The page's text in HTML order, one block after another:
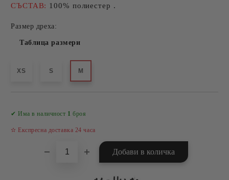
СЪСТАВ: 100% полиестер .
Размер дреха:
Таблица размери
XS S M
✔ Има в наличност 1 броя
✫ Експресна доставка 24 часа